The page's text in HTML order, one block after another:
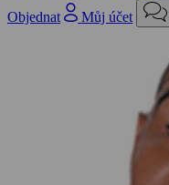
Objednat
Můj účet